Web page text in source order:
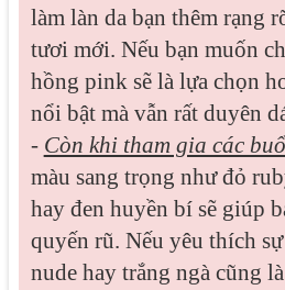
làm làn da bạn thêm rạng
tươi mới. Nếu bạn muốn
hồng pink sẽ là lựa chọn
nổi bật mà vẫn rất duyên
- Còn khi tham gia các
màu sang trọng như đỏ
hay đen huyền bí sẽ giúp
quyến rũ. Nếu yêu thích
nude hay trắng ngà cũng